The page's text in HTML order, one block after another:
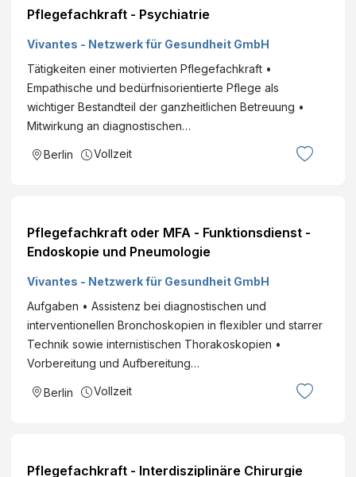
Pflegefachkraft - Psychiatrie
Vivantes - Netzwerk für Gesundheit GmbH
Tätigkeiten einer motivierten Pflegefachkraft •
Empathische und bedürfnisorientierte Pflege als
wichtiger Bestandteil der ganzheitlichen Betreuung •
Mitwirkung an diagnostischen…
Berlin Vollzeit
Pflegefachkraft oder MFA - Funktionsdienst -
Endoskopie und Pneumologie
Vivantes - Netzwerk für Gesundheit GmbH
Aufgaben • Assistenz bei diagnostischen und
interventionellen Bronchoskopien in flexibler und starrer
Technik sowie internistischen Thorakoskopien •
Vorbereitung und Aufbereitung…
Berlin Vollzeit
Pflegefachkraft - Interdisziplinäre Chirurgie